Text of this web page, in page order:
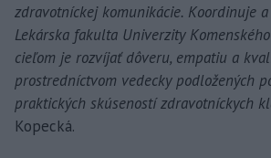
zdravotníckej komunikácie. Koordinuje
Lekárska fakulta Univerzity
cieľom je rozvíjať dôveru, empatiu a
prostredníctvom vedecky podložených
praktických skúseností zdravotníckych
Kopecká.